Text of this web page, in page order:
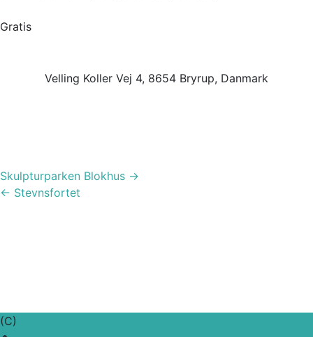
Gratis
Velling Koller Vej 4, 8654 Bryrup, Danmark
Post
navigation
Skulpturparken Blokhus →
← Stevnsfortet
(C)